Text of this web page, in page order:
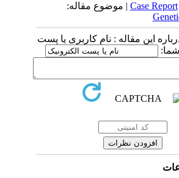
Case| موضوع مقاله:
این مقاله : نام کاربری یا پست